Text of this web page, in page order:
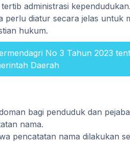
administrasi kependudukan.
perlu diatur secara jelas untuk
hukum.
No 3 Tahun 2023
Daerah
bagi penduduk dan
nama.
pencatatan nama dilakukan